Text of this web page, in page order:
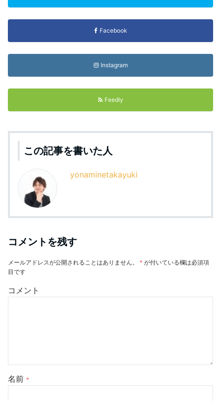
Facebook
Instagram
Feedly
この記事を書いた人
yonaminetakayuki
コメントを残す
メールアドレスが公開されることはありません。 * が付いている欄は必須項
目です
コメント
名前 *